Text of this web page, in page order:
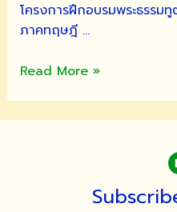
โครงการฝึกอบรมพระธรรม
ภาคทฤษฎี …
ขอ
Read More »